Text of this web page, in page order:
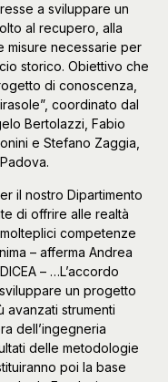
a sviluppare un
al recupero, alla
misure necessarie per
storico. Obiettivo che
di conoscenza,
coordinato dal
Bertolazzi, Fabio
e Stefano Zaggia,
il nostro Dipartimento
di offrire alle realtà
competenze
– afferma Andrea
– …L’accordo
un progetto
avanzati strumenti
dell’ingegneria
delle metodologie
poi la base